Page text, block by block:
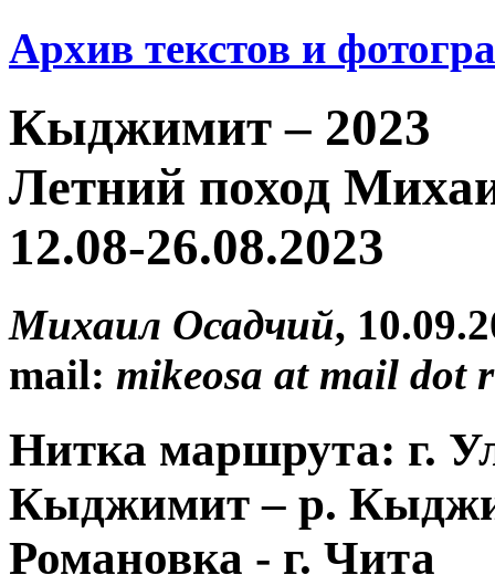
Архив текстов и
Кыджимит – 2023
Летний поход
12.08-26.08.2023
Михаил Осадчий,
mail: mikeosa at mail dot
Нитка маршрута: г.
Кыджимит – р.
Романовка - г. Чита